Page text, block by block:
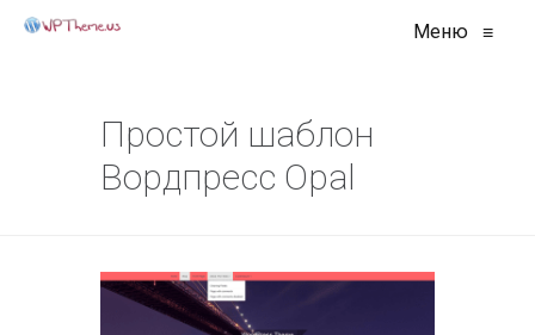
Меню ≡
Простой шаблон
Вордпресс Opal